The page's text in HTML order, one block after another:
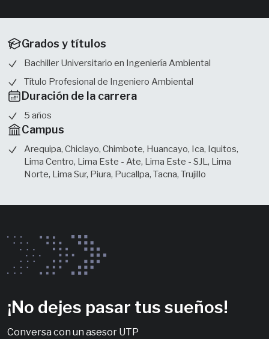
Grados y títulos
Bachiller Universitario en Ingeniería Ambiental
Título Profesional de Ingeniero Ambiental
Duración de la carrera
5 años
Campus
Arequipa, Chiclayo, Chimbote, Huancayo, Ica, Iquitos,
Lima Centro, Lima Este - Ate, Lima Este - SJL, Lima
Norte, Lima Sur, Piura, Pucallpa, Tacna, Trujillo
¡No dejes pasar tus sueños!
Conversa con un asesor UTP